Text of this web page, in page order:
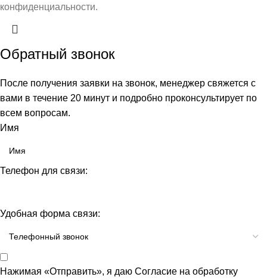
конфиденциальности.
Обратный звонок
После получения заявки на звонок, менеджер свяжется с
вами в течение 20 минут и подробно проконсультирует по
всем вопросам.
Имя
Телефон для связи:
Удобная форма связи:
Нажимая «Отправить», я даю Согласие на обработку